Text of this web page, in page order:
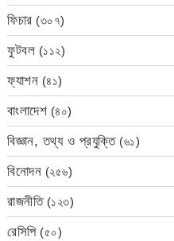
ফিচার (৩০৭)
ফুটবল (১১২)
ফ্যাশন (৪১)
বাংলাদেশ (৪০)
বিজ্ঞান, তথ্য ও প্রযুক্তি(৬১)
বিনোদন (২৫৬)
রাজনীতি(১২৩)
রেসিপি(৫০)